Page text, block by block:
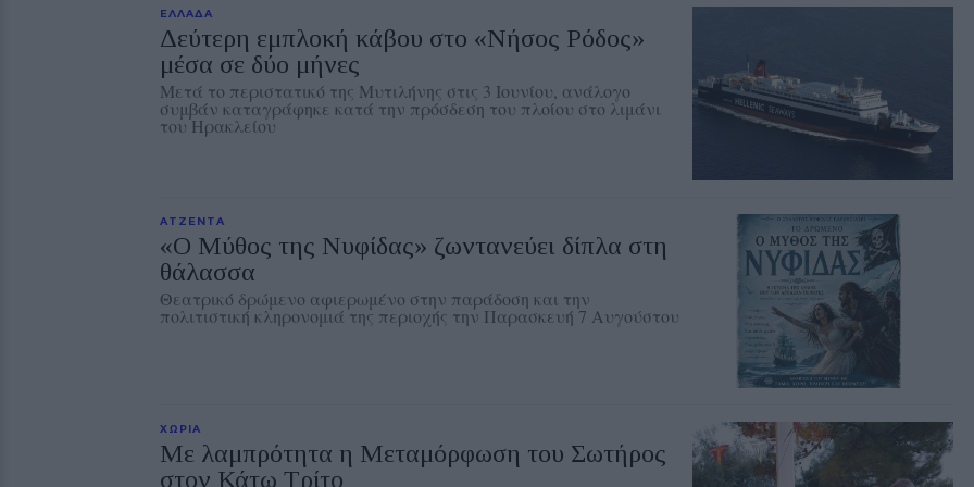
ΕΛΛΑΔΑ
Δεύτερη εμπλοκή κάβου στο «Νήσος Ρόδος»
μέσα σε δύο μήνες
Μετά το περιστατικό της Μυτιλήνης στις 3 Ιουνίου, ανάλογο
συμβάν καταγράφηκε κατά την πρόσδεση του πλοίου στο λιμάνι
του Ηρακλείου
ΑΤΖΕΝΤΑ
«Ο Μύθος της Νυφίδας» ζωντανεύει δίπλα στη
θάλασσα
Θεατρικό δρώμενο αφιερωμένο στην παράδοση και την
πολιτιστική κληρονομιά της περιοχής την Παρασκευή 7 Αυγούστου
ΧΩΡΙΑ
Με λαμπρότητα η Μεταμόρφωση του Σωτήρος
στον Κάτω Τρίτο